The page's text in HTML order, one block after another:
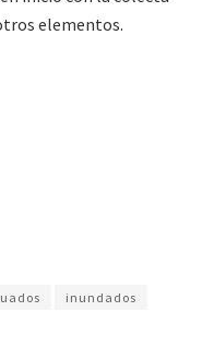
elementos.
inundados